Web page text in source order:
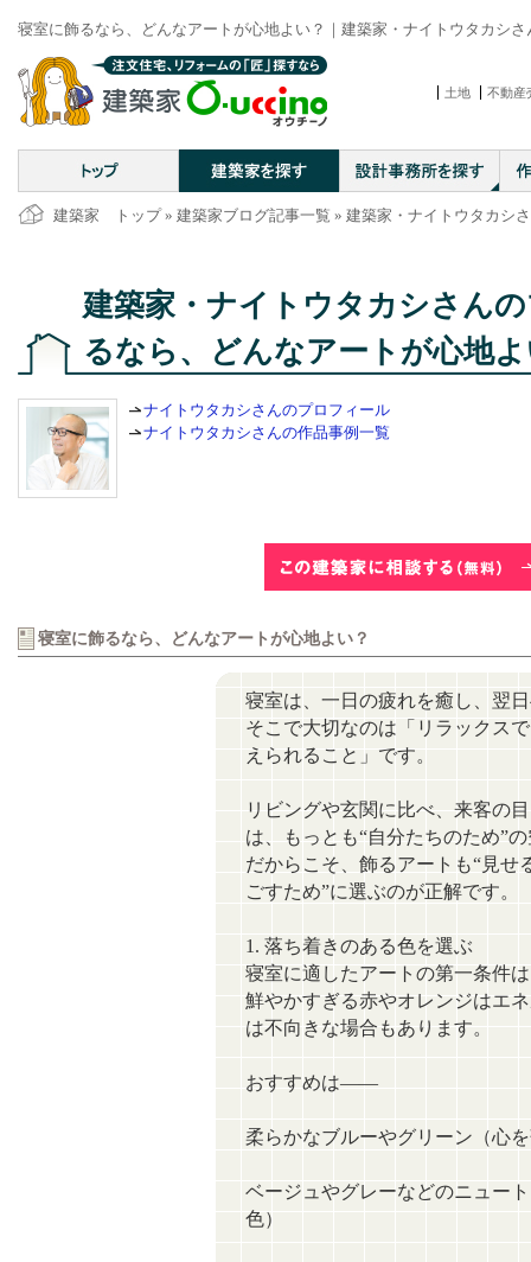
寝室に飾るなら、どんなアートが心地よい？｜建築家・ナイトウタカシ
土地 不動産
建築家 トップ» 建築家ブログ記事一覧 » 建築家・ナイトウタカシ
建築家・ナイトウタカシさん
るなら、どんなアートが心地
ナイトウタカシさんのプロフィール
ナイトウタカシさんの作品事例一覧
寝室に飾るなら、どんなアートが心地よい？
寝室は、一日の疲れを癒し、翌
そこで大切なのは「リラックス
えられること」です。
リビングや玄関に比べ、来客の
は、もっとも“自分たちのため”
だからこそ、飾るアートも“見せ
ごすため”に選ぶのが正解です。
1. 落ち着きのある色を選ぶ
寝室に適したアートの第一条件
鮮やかすぎる赤やオレンジはエ
は不向きな場合もあります。
おすすめは――
柔らかなブルーやグリーン（心
ベージュやグレーなどのニュー
色）